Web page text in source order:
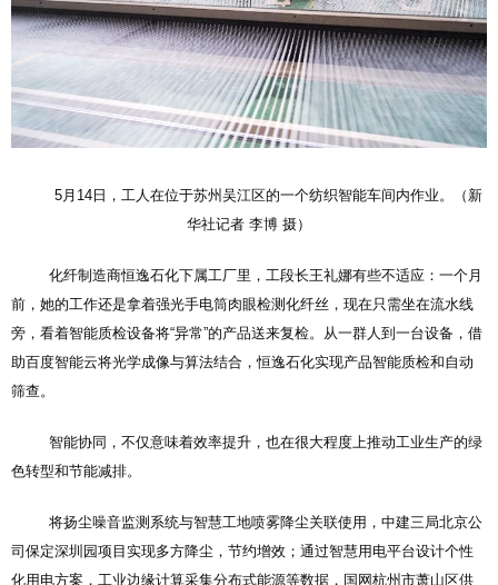
5月14日，工人在位于苏州吴江区的一个纺织智能车间内作业。（新
华社记者 李博 摄）
化纤制造商恒逸石化下属工厂里，工段长王礼娜有些不适应：一个月
前，她的工作还是拿着强光手电筒肉眼检测化纤丝，现在只需坐在流水线
旁，看着智能质检设备将“异常”的产品送来复检。从一群人到一台设备，借
助百度智能云将光学成像与算法结合，恒逸石化实现产品智能质检和自动
筛查。
智能协同，不仅意味着效率提升，也在很大程度上推动工业生产的绿
色转型和节能减排。
将扬尘噪音监测系统与智慧工地喷雾降尘关联使用，中建三局北京公
司保定深圳园项目实现多方降尘，节约增效；通过智慧用电平台设计个性
化用电方案，工业边缘计算采集分布式能源等数据，国网杭州市萧山区供